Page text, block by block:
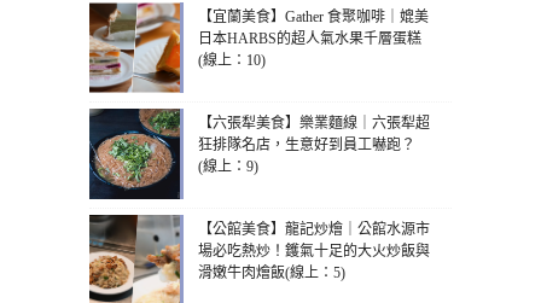
【宜蘭美食】Gather 食聚咖啡｜媲美
日本HARBS的超人氣水果千層蛋糕
(線上：10)
【六張犁美食】樂業麵線｜六張犁超
狂排隊名店，生意好到員工嚇跑？
(線上：9)
【公館美食】龍記炒燴｜公館水源市
場必吃熱炒！鑊氣十足的大火炒飯與
滑嫩牛肉燴飯(線上：5)